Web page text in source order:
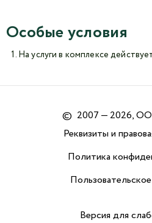
Особые условия
На услуги в комплексе
© 2007 — 2026,
Реквизиты и
Политика
Версия для